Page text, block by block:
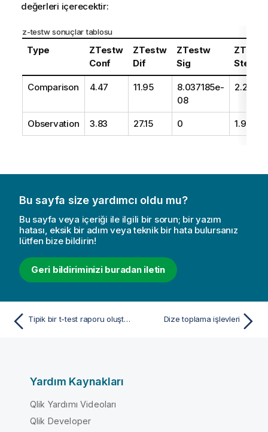
değerleri içerecektir:
z-testwsonuçlar tablosu
Type
ZTestw
Conf
ZTestw
Dif
ZTestw
Sig
ZTestw
Sterr
Comparison 4.47 11.95
8.037185e-
08
2.28
Observation 3.83 27.15 0 1.95
Bu sayfa size yardımcı oldu mu?
Bu sayfa veya içeriği ile ilgili bir sorun; bir yazım
hatası, eksik bir adım veya teknik bir hata bulursanız
lütfen bize bildirin!
Geri bildiriminizi buradan iletin
Tipik bir t-test raporu oluşturma Dize toplama işlevleri
Yardım Kaynakları
Qlik Yardımı Videoları
Qlik Developer